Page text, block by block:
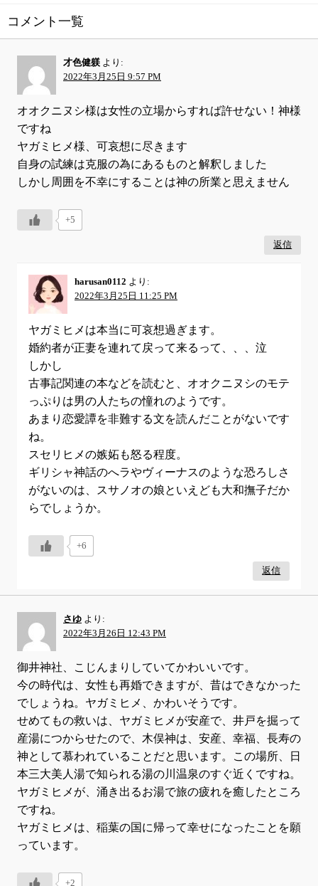
コメント一覧
才色健躾 より:
2022年3月25日 9:57 PM
オオクニヌシ様は女性の立場からすれば許せない！神様
ですね
ヤガミヒメ様、可哀想に尽きます
自身の試練は克服の為にあるものと解釈しました
しかし周囲を不幸にすることは神の所業と思えません
+5
返信
harusan0112 より:
2022年3月25日 11:25 PM
ヤガミヒメは本当に可哀想過ぎます。
婚約者が正妻を連れて戻って来るって、、、泣
しかし
古事記関連の本などを読むと、オオクニヌシのモテ
っぷりは男の人たちの憧れのようです。
あまり恋愛譚を非難する文を読んだことがないです
ね。
スセリヒメの嫉妬も怒る程度。
ギリシャ神話のへラやヴィーナスのような恐ろしさ
がないのは、スサノオの娘といえども大和撫子だか
らでしょうか。
+6
返信
さゆ より:
2022年3月26日 12:43 PM
御井神社、こじんまりしていてかわいいです。
今の時代は、女性も再婚できますが、昔はできなかった
でしょうね。ヤガミヒメ、かわいそうです。
せめてもの救いは、ヤガミヒメが安産で、井戸を掘って
産湯につからせたので、木俣神は、安産、幸福、長寿の
神として慕われていることだと思います。この場所、日
本三大美人湯で知られる湯の川温泉のすぐ近くですね。
ヤガミヒメが、涌き出るお湯で旅の疲れを癒したところ
ですね。
ヤガミヒメは、稲葉の国に帰って幸せになったことを願
っています。
+2